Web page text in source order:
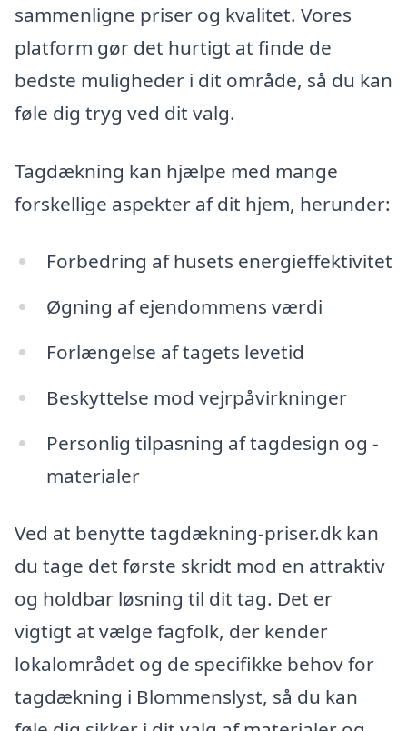
sammenligne priser og kvalitet. Vores
platform gør det hurtigt at finde de
bedste muligheder i dit område, så du kan
føle dig tryg ved dit valg.
Tagdækning kan hjælpe med mange
forskellige aspekter af dit hjem, herunder:
Forbedring af husets energieffektivitet
Øgning af ejendommens værdi
Forlængelse af tagets levetid
Beskyttelse mod vejrpåvirkninger
Personlig tilpasning af tagdesign og -
materialer
Ved at benytte tagdækning-priser.dk kan
du tage det første skridt mod en attraktiv
og holdbar løsning til dit tag. Det er
vigtigt at vælge fagfolk, der kender
lokalområdet og de specifikke behov for
tagdækning i Blommenslyst, så du kan